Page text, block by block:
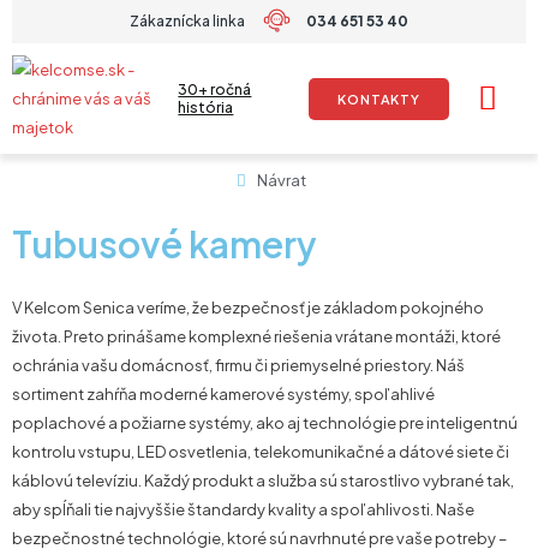
obsah
Zákaznícka linka 034 651 53 40
30+ ročná
história
KONTAKTY
Návrat
Tubusové kamery
V Kelcom Senica veríme, že bezpečnosť je základom pokojného
života. Preto prinášame komplexné riešenia vrátane montáži, ktoré
ochránia vašu domácnosť, firmu či priemyselné priestory. Náš
sortiment zahŕňa moderné kamerové systémy, spoľahlivé
poplachové a požiarne systémy, ako aj technológie pre inteligentnú
kontrolu vstupu, LED osvetlenia, telekomunikačné a dátové siete či
káblovú televíziu. Každý produkt a služba sú starostlivo vybrané tak,
aby spĺňali tie najvyššie štandardy kvality a spoľahlivosti. Naše
bezpečnostné technológie, ktoré sú navrhnuté pre vaše potreby –